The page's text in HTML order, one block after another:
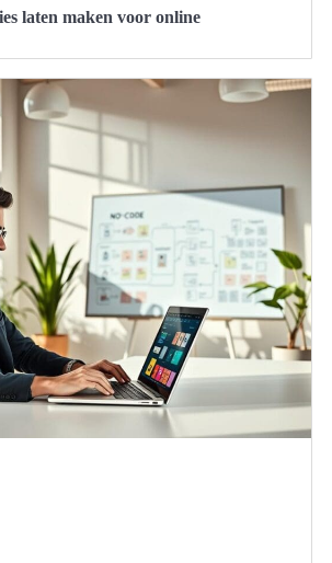
laten maken voor online